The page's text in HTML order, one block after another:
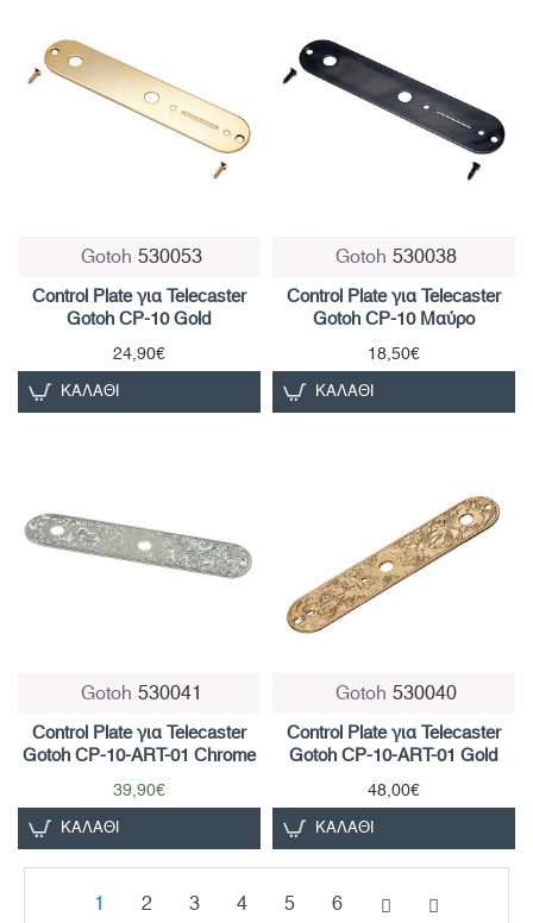
Gotoh 530053
Control Plate για Telecaster
Gotoh CP-10 Gold
24,90€
ΚΑΛΆΘΙ
Gotoh 530038
Control Plate για Telecaster
Gotoh CP-10 Μαύρο
18,50€
ΚΑΛΆΘΙ
Gotoh 530041
Control Plate για Telecaster
Gotoh CP-10-ART-01 Chrome
39,90€
ΚΑΛΆΘΙ
Gotoh 530040
Control Plate για Telecaster
Gotoh CP-10-ART-01 Gold
48,00€
ΚΑΛΆΘΙ
1 2 3 4 5
6